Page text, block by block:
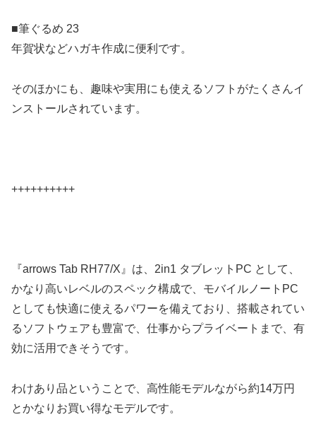
■筆ぐるめ 23
年賀状などハガキ作成に便利です。
そのほかにも、趣味や実用にも使えるソフトがたくさんイ
ンストールされています。
++++++++++
『arrows Tab RH77/X』は、2in1 タブレットPC として、
かなり高いレベルのスペック構成で、モバイルノートPC
としても快適に使えるパワーを備えており、搭載されてい
るソフトウェアも豊富で、仕事からプライベートまで、有
効に活用できそうです。
わけあり品ということで、高性能モデルながら約14万円
とかなりお買い得なモデルです。